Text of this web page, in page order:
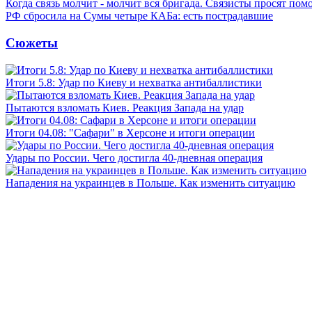
Когда связь молчит - молчит вся бригада. Связисты просят
РФ сбросила на Сумы четыре КАБа: есть пострадавшие
Сюжеты
Итоги 5.8: Удар по Киеву и нехватка антибаллистики
Пытаются взломать Киев. Реакция Запада на удар
Итоги 04.08: "Сафари" в Херсоне и итоги операции
Удары по России. Чего достигла 40-дневная операция
Нападения на украинцев в Польше. Как изменить ситуацию